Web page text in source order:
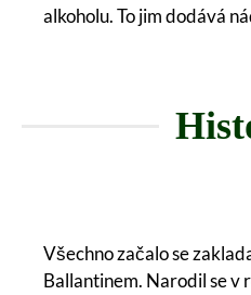
alkoholu. To jim dodává
Všechno začalo se
Ballantinem. Narodil se v